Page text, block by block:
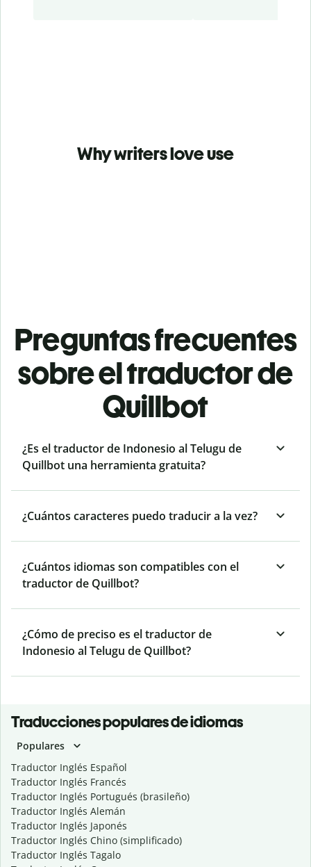
Why writers love use
Preguntas frecuentes
sobre el traductor de
Quillbot
¿Es el traductor de Indonesio al Telugu de
Quillbot una herramienta gratuita?
¿Cuántos caracteres puedo traducir a la vez?
¿Cuántos idiomas son compatibles con el
traductor de Quillbot?
¿Cómo de preciso es el traductor de
Indonesio al Telugu de Quillbot?
Traducciones populares de idiomas
Populares
Traductor Inglés Español
Traductor Inglés Francés
Traductor Inglés Portugués (brasileño)
Traductor Inglés Alemán
Traductor Inglés Japonés
Traductor Inglés Chino (simplificado)
Traductor Inglés Tagalo